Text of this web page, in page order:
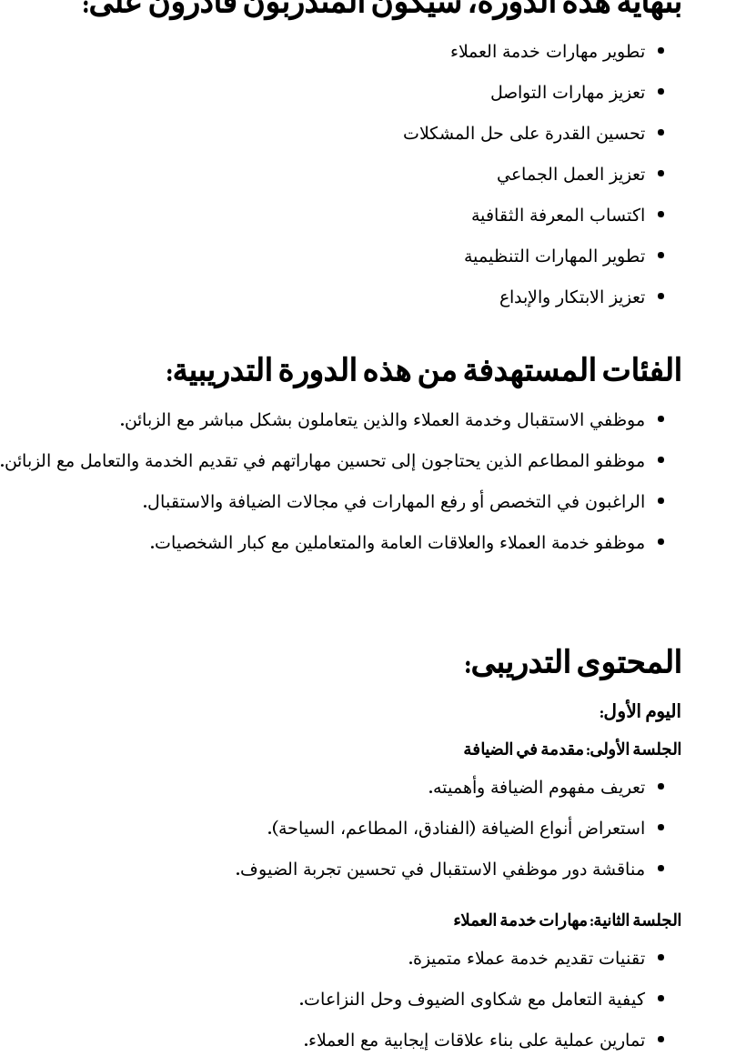
تطوير مهارات خدمة العملاء
تعزيز مهارات التواصل
تحسين القدرة على حل المشكلات
تعزيز العمل الجماعي
اكتساب المعرفة الثقافية
تطوير المهارات التنظيمية
تعزيز الابتكار والإبداع
الفئات المستهدفة من هذه الدورة التدريبية:
موظفي الاستقبال وخدمة العملاء والذين يتعاملون بشكل مباشر مع الزبائن.
موظفو المطاعم الذين يحتاجون إلى تحسين مهاراتهم في تقديم الخدمة والتعامل مع الزبائن.
الراغبون في التخصص أو رفع المهارات في مجالات الضيافة والاستقبال.
موظفو خدمة العملاء والعلاقات العامة والمتعاملين مع كبار الشخصيات.
المحتوى التدريبى:
اليوم الأول:
الجلسة الأولى: مقدمة في الضيافة
تعريف مفهوم الضيافة وأهميته.
استعراض أنواع الضيافة (الفنادق، المطاعم، السياحة).
مناقشة دور موظفي الاستقبال في تحسين تجربة الضيوف.
الجلسة الثانية: مهارات خدمة العملاء
تقنيات تقديم خدمة عملاء متميزة.
كيفية التعامل مع شكاوى الضيوف وحل النزاعات.
تمارين عملية على بناء علاقات إيجابية مع العملاء.